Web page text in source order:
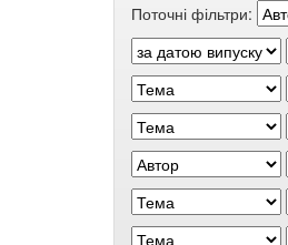
Поточні фільтри: